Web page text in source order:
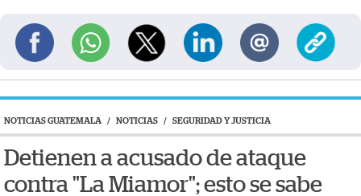
NOTICIAS GUATEMALA / NOTICIAS / SEGURIDAD Y JUSTICIA
Detienen a acusado de ataque
contra "La Miamor"; esto se sabe